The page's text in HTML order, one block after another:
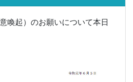
喚起）のお願いについて本日